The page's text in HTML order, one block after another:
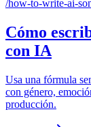
/how-to-write-ai-
Cómo
con IA
Usa una fórmula
con género,
producción.